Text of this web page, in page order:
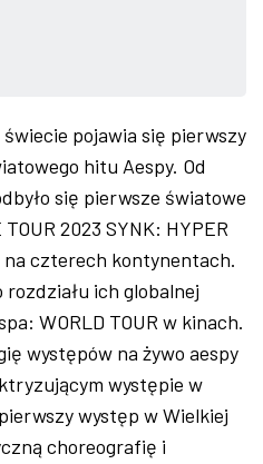
pojawia się pierwszy
hitu Aespy. Od
się pierwsze światowe
2023 SYNK: HYPER
na czterech kontynentach.
ich globalnej
WORLD TOUR w kinach.
występów na żywo aespy
występie w
występ w Wielkiej
choreografię i